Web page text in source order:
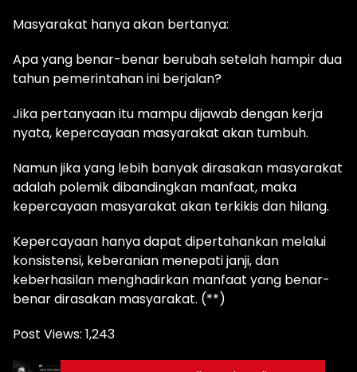
Masyarakat hanya akan bertanya:
Apa yang benar-benar berubah setelah hampir dua
tahun pemerintahan ini berjalan?
Jika pertanyaan itu mampu dijawab dengan kerja
nyata, kepercayaan masyarakat akan tumbuh.
Namun jika yang lebih banyak dirasakan masyarakat
adalah polemik dibandingkan manfaat, maka
kepercayaan masyarakat akan terkikis dan hilang.
Kepercayaan hanya dapat dipertahankan melalui
konsistensi, keberanian menepati janji, dan
keberhasilan menghadirkan manfaat yang benar-
benar dirasakan masyarakat. (**)
Post Views: 1,243